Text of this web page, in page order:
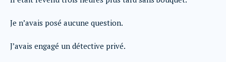
Je n’avais posé aucune question.
J’avais engagé un détective privé.